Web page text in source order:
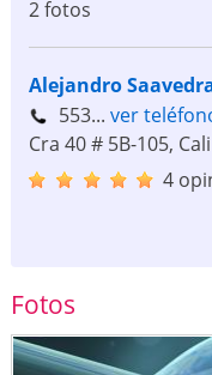
2 fotos
Alejandro
553... ver
Cra 40 # 5B-105, Cali
4
Fotos